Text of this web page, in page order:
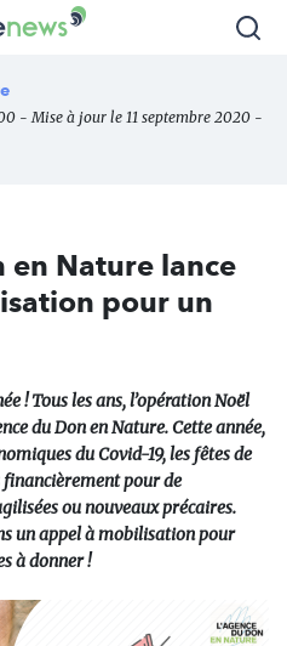
- Mise à jour le 11 septembre 2020 -
en Nature lance
pour un
! Tous les ans, l’opération Noël
du Don en Nature. Cette année,
du Covid-19, les fêtes de
financièrement pour de
ou nouveaux précaires.
un appel à mobilisation pour
à donner !